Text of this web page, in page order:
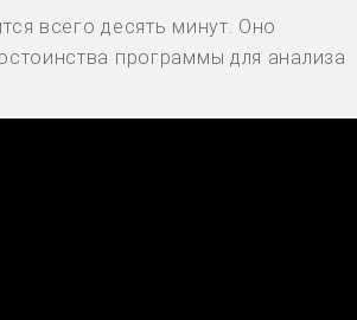
всего десять минут. Оно
программы для анализа